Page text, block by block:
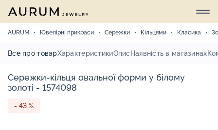
AURUM Ювелірні прикраси Сережки Кільцями Класика
Все про товарХарактеристикиОпис Наявність в магазинах
Сережки-кільця овальної форми у білому
золоті - 1574098
- 43 %